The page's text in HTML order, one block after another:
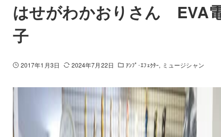
はせがわかおりさん EVA
子
2017年1月3日 2024年7月22日 ｱﾝﾌﾟ･ｴﾌｪｸﾀｰ ミュージシャン